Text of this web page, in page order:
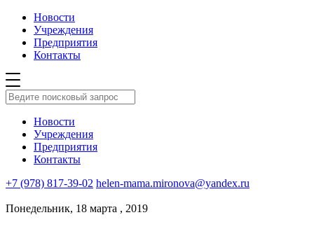
Новости
Учреждения
Предприятия
Контакты
Новости
Учреждения
Предприятия
Контакты
+7 (978) 817-39-02 helen-mama.mironova@yandex.ru
Понедельник, 18 марта , 2019